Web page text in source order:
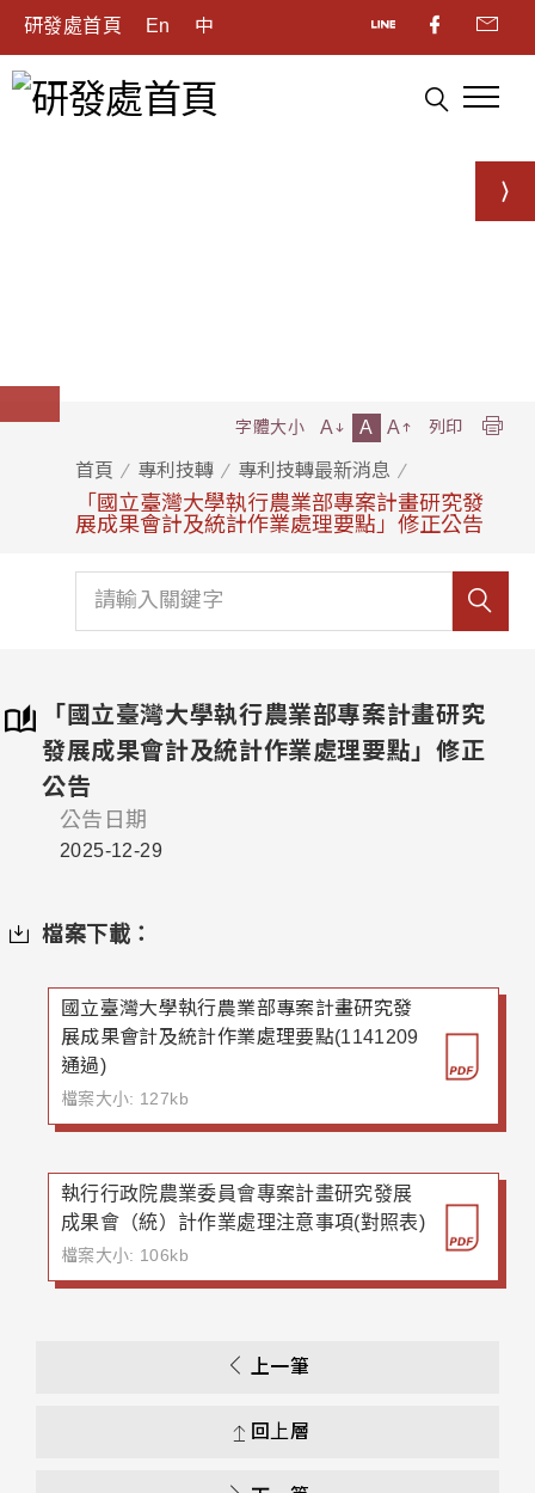
研發處首頁 En 中
首頁 專利技轉 專利技轉最新消息
「國立臺灣大學執行農業部專案計畫研究發
展成果會計及統計作業處理要點」修正公告
字體大小 A A A 列印
「國立臺灣大學執行農業部專案計畫研究
發展成果會計及統計作業處理要點」修正
公告
公告日期
2025-12-29
檔案下載：
國立臺灣大學執行農業部專案計畫研究發
展成果會計及統計作業處理要點(1141209
通過)
檔案大小: 127kb
執行行政院農業委員會專案計畫研究發展
成果會（統）計作業處理注意事項(對照表)
檔案大小: 106kb
上一筆
回上層